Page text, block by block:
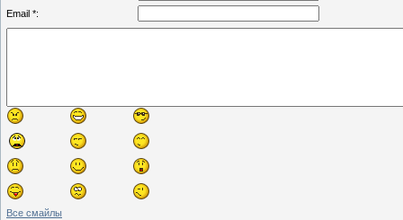
Email *:
Все смайлы